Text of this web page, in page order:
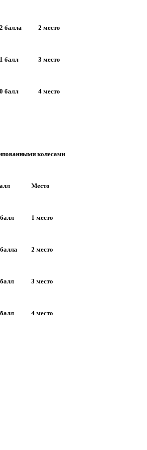
2 балла 2 место
1 балл 3 место
0 балл 4 место
колесами
Место
1 место
2 место
3 место
4 место